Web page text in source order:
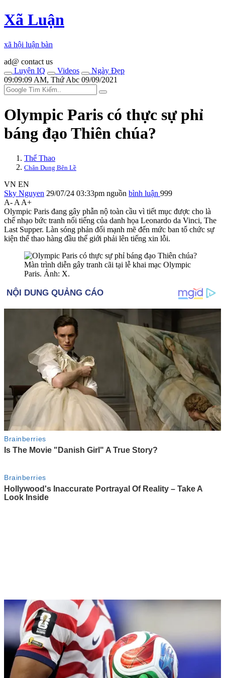
Xã Luận
xã hội luận bàn
ad@ contact us
Luyện IQ
Videos
Ngày Đẹp
09:09:09 AM, Thứ Abc 09/09/2021
Olympic Paris có thực sự phỉ
báng đạo Thiên chúa?
Thể Thao
Chân Dung Bên Lề
VN EN
Sky Nguyen 29/07/24 03:33pm nguồn bình luận 999
A- A A+
Olympic Paris đang gây phẫn nộ toàn cầu vì tiết mục được cho là
chế nhạo bức tranh nổi tiếng của danh họa Leonardo da Vinci, The
Last Supper. Làn sóng phản đối mạnh mẽ đến mức ban tổ chức sự
kiện thể thao hàng đầu thế giới phải lên tiếng xin lỗi.
Màn trình diễn gây tranh cãi tại lễ khai mạc Olympic
Paris. Ảnh: X.